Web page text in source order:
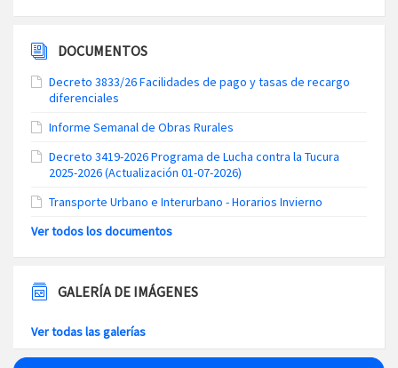
DOCUMENTOS
Decreto 3833/26 Facilidades de pago y tasas de recargo
diferenciales
Informe Semanal de Obras Rurales
Decreto 3419-2026 Programa de Lucha contra la Tucura
2025-2026 (Actualización 01-07-2026)
Transporte Urbano e Interurbano - Horarios Invierno
Ver todos los documentos
GALERÍA DE IMÁGENES
Ver todas las galerías